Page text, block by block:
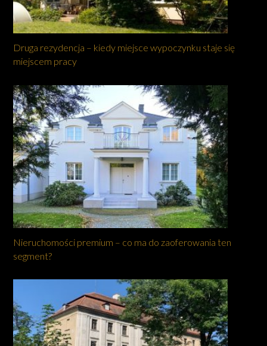
Druga rezydencja – kiedy miejsce wypoczynku staje się
miejscem pracy
Nieruchomości premium – co ma do zaoferowania ten
segment?